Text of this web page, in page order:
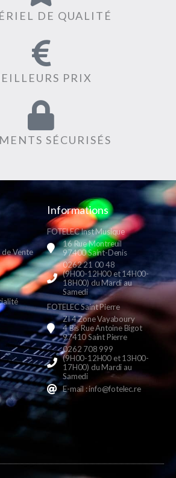
DE QUALITÉ
PRIX
SÉCURISÉS
Vente
Informations
FOTELEC Inst Musique
16 Rue Montreuil
97400 Saint-Denis
0262 21 00 48
(9H00-12H00 et 14H00-
18H00) du Mardi au
Samedi
FOTELEC Saint Pierre
ZI 4 Zone Vayaboury
4 Bis Rue Antoine Bigot
97410 Saint Pierre
0262 708 999
(9H00-12H00 et 13H00-
17H00) du Mardi au
Samedi
E-mail : info@fotelec.re